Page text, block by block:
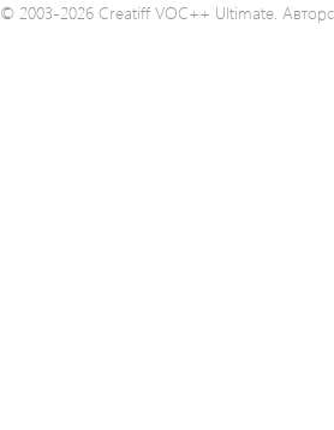
© 2003-2026 Creatiff VOC++ Ultimate.